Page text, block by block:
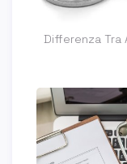
Differenza Tra